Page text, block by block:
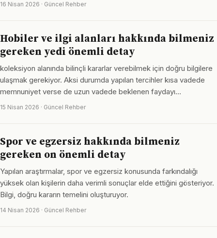
16 Nisan 2026 · Güncel Rehber
Hobiler ve ilgi alanları hakkında bilmeniz
gereken yedi önemli detay
koleksiyon alanında bilinçli kararlar verebilmek için doğru bilgilere
ulaşmak gerekiyor. Aksi durumda yapılan tercihler kısa vadede
memnuniyet verse de uzun vadede beklenen faydayı…
15 Nisan 2026 · Güncel Rehber
Spor ve egzersiz hakkında bilmeniz
gereken on önemli detay
Yapılan araştırmalar, spor ve egzersiz konusunda farkındalığı
yüksek olan kişilerin daha verimli sonuçlar elde ettiğini gösteriyor.
Bilgi, doğru kararın temelini oluşturuyor.
14 Nisan 2026 · Güncel Rehber